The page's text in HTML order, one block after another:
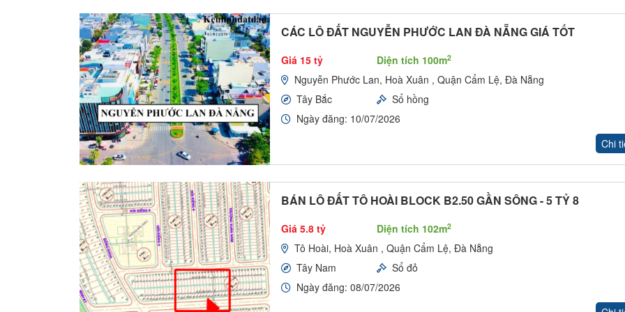
CÁC LÔ ĐẤT NGUYỄN PHƯỚC LAN ĐÀ NẴNG GIÁ TỐT
Giá 15 tỷ Diện tích 100m2
Nguyễn Phước Lan, Hoà Xuân , Quận Cẩm Lệ, Đà Nẵng
Tây Bắc
Sổ hồng
Ngày đăng: 10/07/2026
Chi
BÁN LÔ ĐẤT TÔ HOÀI BLOCK B2.50 GẦN SÔNG - 5 TỶ 8
Giá 5.8 tỷ Diện tích 102m2
Tô Hoài, Hoà Xuân , Quận Cẩm Lệ, Đà Nẵng
Tây Nam
Sổ đỏ
Ngày đăng: 08/07/2026